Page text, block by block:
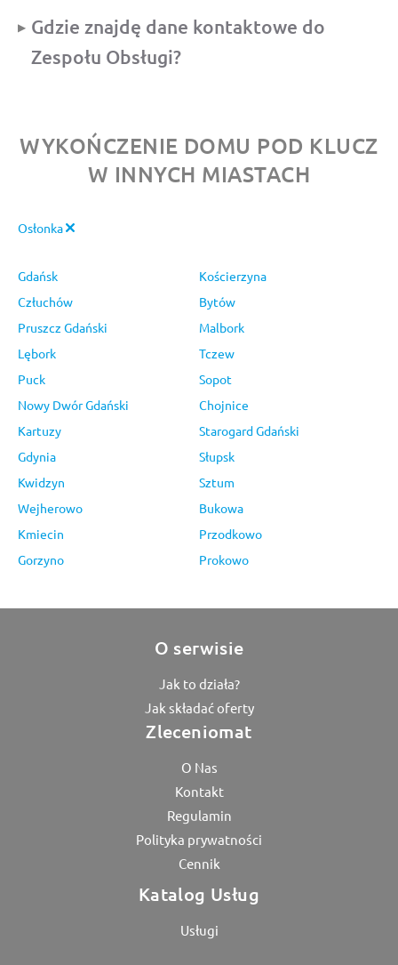
Gdzie znajdę dane kontaktowe do
Zespołu Obsługi?
WYKOŃCZENIE DOMU POD KLUCZ
W INNYCH MIASTACH
Osłonka
Gdańsk
Kościerzyna
Człuchów
Bytów
Pruszcz Gdański
Malbork
Lębork
Tczew
Puck
Sopot
Nowy Dwór Gdański
Chojnice
Kartuzy
Starogard Gdański
Gdynia
Słupsk
Kwidzyn
Sztum
Wejherowo
Bukowa
Kmiecin
Przodkowo
Gorzyno
Prokowo
O serwisie
Jak to działa?
Jak składać oferty
Zleceniomat
O Nas
Kontakt
Regulamin
Polityka prywatności
Cennik
Katalog Usług
Usługi